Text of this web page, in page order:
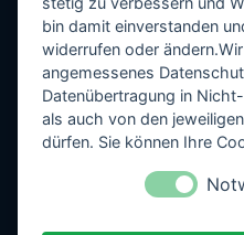
bin damit einverstanden
widerrufen oder
angemessenes
Datenübertragung in
als auch von den
dürfen. Sie können Ihre